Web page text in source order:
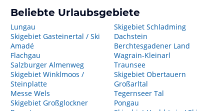
Beliebte Urlaubsgebiete
Lungau
Skigebiet Gasteinertal / Ski
Amadé
Flachgau
Salzburger Almenweg
Skigebiet Winklmoos /
Steinplatte
Messe Wels
Skigebiet Großglockner
Skigebiet Schladming
Dachstein
Berchtesgadener Land
Wagrain-Kleinarl
Traunsee
Skigebiet Obertauern
Großarltal
Tegernseer Tal
Pongau